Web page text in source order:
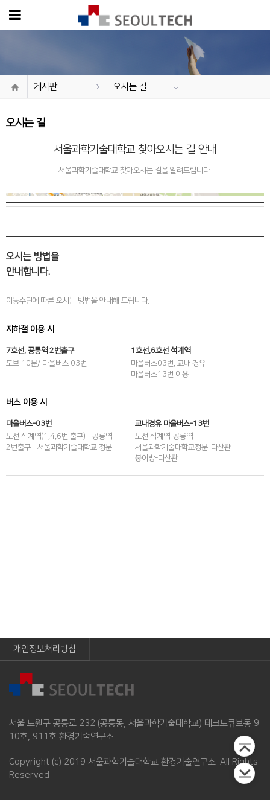
게시판 오시는 길
오시는 길
서울과학기술대학교 찾아오시는 길 안내
서울과학기술대학교 찾아오시는 길을 알려드립니다.
주소
대표번호
팩스 02-971-5776
오시는 방법을
안내합니다.
이동수단에 따른 오시는 방법을 안내해 드립니다.
지하철 이용 시
7호선, 공릉역 2번출구
도보 10분/ 마을버스 03번
1호선,6호선 석계역
마을버스03번, 교내 경유
마을버스13번 이용
버스 이용 시
마을버스-03번
노선:석계역(1,4,6번 출구) - 공릉역
2번출구 - 서울과학기술대학교 정문
교내경유 마을버스-13번
노선:석계역-공릉역-
서울과학기술대학교정문-다산관-
붕어방-다산관
개인정보처리방침
서울 노원구 공릉로 232 (공릉동, 서울과학기술대학교) 테크노큐브동 9
10호, 911호 환경기술연구소
Copyright (c) 2019 서울과학기술대학교 환경기술연구소. All Rights
Reserved.